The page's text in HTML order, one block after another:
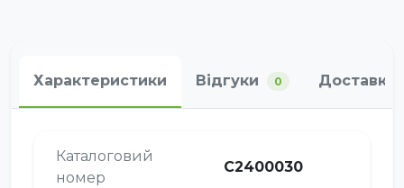
Характеристики Відгуки 0 Доставка
Каталоговий
номер
С2400030